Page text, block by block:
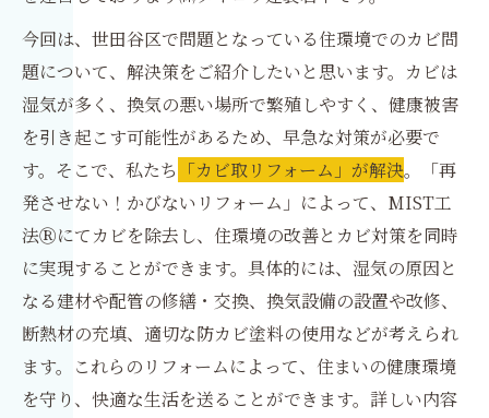
今回は、世田谷区で問題となっている住環境でのカビ問
題について、解決策をご紹介したいと思います。カビは
湿気が多く、換気の悪い場所で繁殖しやすく、健康被害
を引き起こす可能性があるため、早急な対策が必要で
す。そこで、私たち 「カビ取リフォーム」が解決。「再
発させない！かびないリフォーム」によって、MIST工
法Ⓡにてカビを除去し、住環境の改善とカビ対策を同時
に実現することができます。具体的には、湿気の原因と
なる建材や配管の修繕・交換、換気設備の設置や改修、
断熱材の充填、適切な防カビ塗料の使用などが考えられ
ます。これらのリフォームによって、住まいの健康環境
を守り、快適な生活を送ることができます。詳しい内容